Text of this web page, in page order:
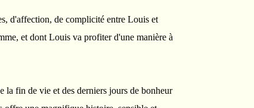
d'affection, de complicité entre Louis et
et dont Louis va profiter d'une manière à
la fin de vie et des derniers jours de bonheur